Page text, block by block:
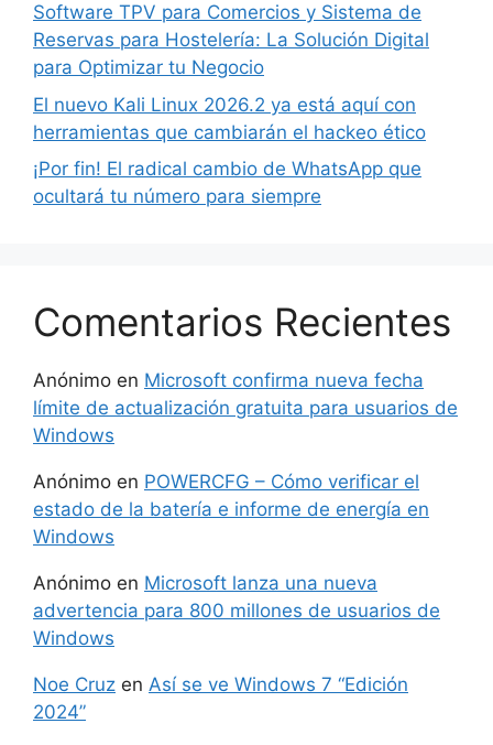
Software TPV para Comercios y Sistema de
Reservas para Hostelería: La Solución Digital
para Optimizar tu Negocio
El nuevo Kali Linux 2026.2 ya está aquí con
herramientas que cambiarán el hackeo ético
¡Por fin! El radical cambio de WhatsApp que
ocultará tu número para siempre
Comentarios Recientes
Anónimo en Microsoft confirma nueva fecha
límite de actualización gratuita para usuarios de
Windows
Anónimo en POWERCFG – Cómo verificar el
estado de la batería e informe de energía en
Windows
Anónimo en Microsoft lanza una nueva
advertencia para 800 millones de usuarios de
Windows
Noe Cruz en Así se ve Windows 7 “Edición
2024”